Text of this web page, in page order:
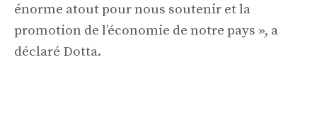
énorme atout pour nous soutenir et la
promotion de l’économie de notre pays », a
déclaré Dotta.